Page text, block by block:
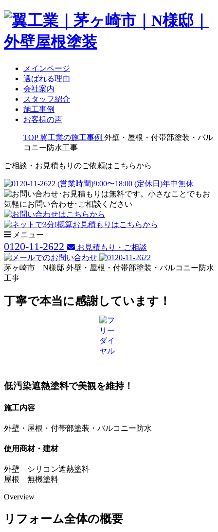
メインページ
選ばれる理由
会社案内
スタッフ紹介
施工事例
お客様の声
TOP 翼工業の施工事例 外壁・屋根・付帯部塗装・バル
コニー防水工事
ご相談・お見積もりのご依頼はこちらから
メニュー
0120-11-2622 お見積もり・ご相談
茅ヶ崎市 N様邸 外壁・屋根・付帯部塗装・バルコニー防水
工事
丁寧で本当に感謝しています！
低汚染遮熱塗料で美観を維持！
施工内容
外壁・屋根・付帯部塗装・バルコニー防水
使用商材・建材
外壁 シリコン遮熱塗料
屋根 無機塗料
Overview
リフォーム全体の概要